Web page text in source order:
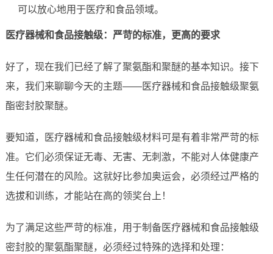
可以放心地用于医疗和食品领域。
医疗器械和食品接触级：严苛的标准，更高的要求
好了，现在我们已经了解了聚氨酯和聚醚的基本知识。接下
来，我们来聊聊今天的主题——医疗器械和食品接触级聚氨
酯密封胶聚醚。
要知道，医疗器械和食品接触级材料可是有着非常严苛的标
准。它们必须保证无毒、无害、无刺激，不能对人体健康产
生任何潜在的风险。这就好比参加奥运会，必须经过严格的
选拔和训练，才能站在高的领奖台上！
为了满足这些严苛的标准，用于制备医疗器械和食品接触级
密封胶的聚氨酯聚醚，必须经过特殊的选择和处理：